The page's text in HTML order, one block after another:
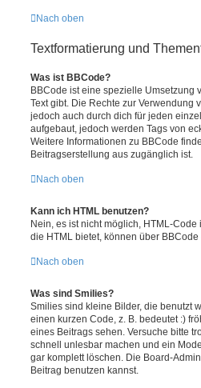
Nach oben
Textformatierung und
Was ist BBCode?
BBCode ist eine spezielle Umsetzung
Text gibt. Die Rechte zur
jedoch auch durch dich für jeden
aufgebaut, jedoch werden Tags von
Weitere Informationen zu BBCode
Beitragserstellung aus zugänglich ist.
Nach oben
Kann ich HTML benutzen?
Nein, es ist nicht möglich, HTML-
die HTML bietet, können über BBCode
Nach oben
Was sind Smilies?
Smilies sind kleine Bilder, die benutzt
einen kurzen Code, z. B. bedeutet :)
eines Beitrags sehen. Versuche bitte
schnell unlesbar machen und ein
gar komplett löschen. Die Board-
Beitrag benutzen kannst.